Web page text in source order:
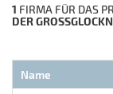
1 FIRMA FÜR DAS
DER
Name